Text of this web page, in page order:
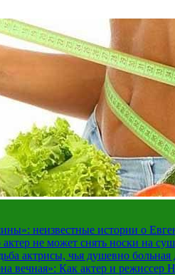
неизвестные истории о
не может снять носки на
актрисы, чья душевно
вечная»: Как актер и режиссер